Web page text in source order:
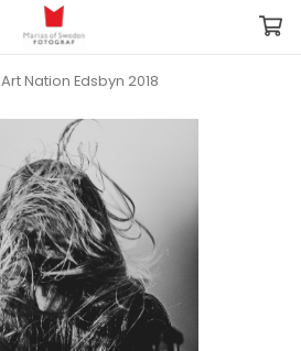
Art Nation Edsbyn 2018